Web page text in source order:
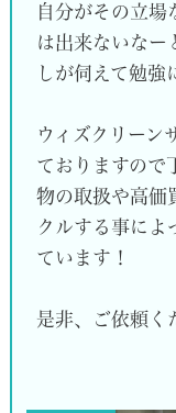
自分がその立場
は出来ないなー
しが伺えて勉
ウィズクリーン
ておりますので
物の取扱や高価
クルする事によ
ています！
是非、ご依頼く